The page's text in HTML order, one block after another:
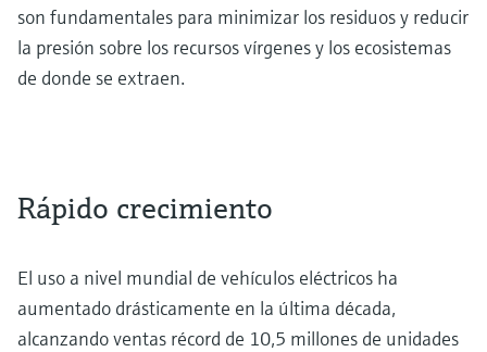
son fundamentales para minimizar los residuos y reducir
la presión sobre los recursos vírgenes y los ecosistemas
de donde se extraen.
Rápido crecimiento
El uso a nivel mundial de vehículos eléctricos ha
aumentado drásticamente en la última década,
alcanzando ventas récord de 10,5 millones de unidades